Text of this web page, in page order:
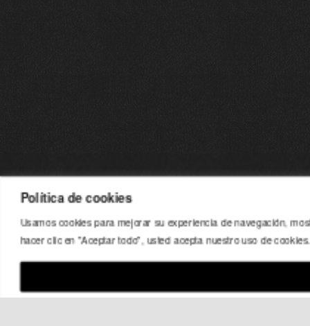
Política de cookies
Usamos cookies para mejorar su experiencia de navegación,
hacer clic en "Aceptar todo", usted acepta nuestro uso de cookies.